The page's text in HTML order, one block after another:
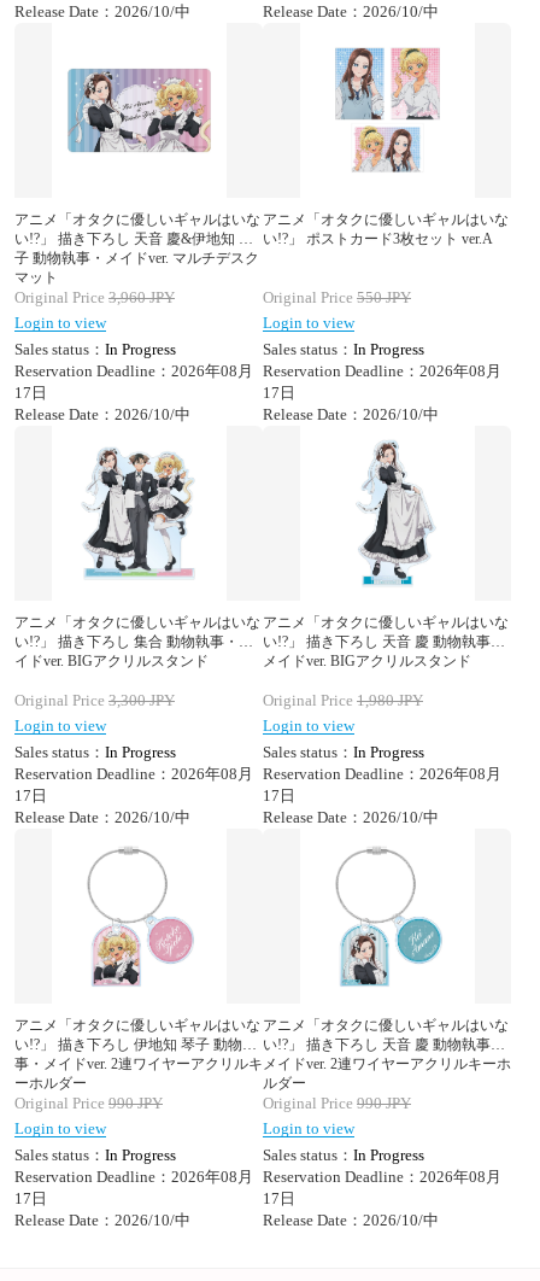
Release Date：2026/10/中
Release Date：2026/10/中
アニメ「オタクに優しいギャルはいな
い!?」 描き下ろし 天音 慶&伊地知 琴
子 動物執事・メイドver. マルチデスク
マット
Original Price 3,960JPY
Login to view
Sales status： In Progress
Reservation Deadline：2026年08月
17日
Release Date：2026/10/中
アニメ「オタクに優しいギャルはいな
い!?」 ポストカード3枚セット ver.A
Original Price 550JPY
Login to view
Sales status： In Progress
Reservation Deadline：2026年08月
17日
Release Date：2026/10/中
アニメ「オタクに優しいギャルはいな
い!?」 描き下ろし 集合 動物執事・メ
イドver. BIGアクリルスタンド
Original Price 3,300JPY
Login to view
Sales status： In Progress
Reservation Deadline：2026年08月
17日
Release Date：2026/10/中
アニメ「オタクに優しいギャルはいな
い!?」 描き下ろし 天音 慶 動物執事・
メイドver. BIGアクリルスタンド
Original Price 1,980JPY
Login to view
Sales status： In Progress
Reservation Deadline：2026年08月
17日
Release Date：2026/10/中
アニメ「オタクに優しいギャルはいな
い!?」 描き下ろし 伊地知 琴子 動物執
事・メイドver. 2連ワイヤーアクリルキ
ーホルダー
Original Price 990JPY
Login to view
Sales status： In Progress
Reservation Deadline：2026年08月
17日
Release Date：2026/10/中
アニメ「オタクに優しいギャルはいな
い!?」 描き下ろし 天音 慶 動物執事・
メイドver. 2連ワイヤーアクリルキーホ
ルダー
Original Price 990JPY
Login to view
Sales status： In Progress
Reservation Deadline：2026年08月
17日
Release Date：2026/10/中